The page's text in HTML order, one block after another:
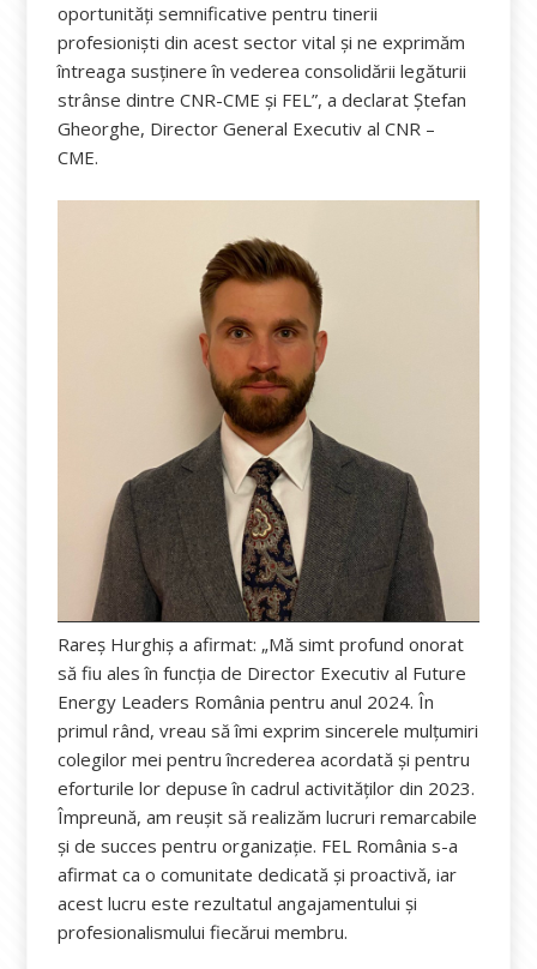
oportunități semnificative pentru tinerii
profesioniști din acest sector vital și ne exprimăm
întreaga susținere în vederea consolidării legăturii
strânse dintre CNR-CME și FEL”, a declarat Ștefan
Gheorghe, Director General Executiv al CNR –
CME.
Rareș Hurghiș a afirmat: „Mă simt profund onorat
să fiu ales în funcția de Director Executiv al Future
Energy Leaders România pentru anul 2024. În
primul rând, vreau să îmi exprim sincerele mulțumiri
colegilor mei pentru încrederea acordată și pentru
eforturile lor depuse în cadrul activităților din 2023.
Împreună, am reușit să realizăm lucruri remarcabile
și de succes pentru organizație. FEL România s-a
afirmat ca o comunitate dedicată și proactivă, iar
acest lucru este rezultatul angajamentului și
profesionalismului fiecărui membru.